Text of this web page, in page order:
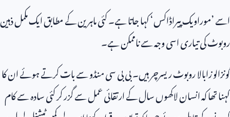
اسے ’موراویک پیراڈاکس‘ کہا جاتا ہے۔ کئی ماہرین کے مطابق ایک مکمل ذہین
روبوٹ کی تیاری اسی وجہ سے ناممکن ہے۔
گونزالو زابالا روبوٹ ریسرچر ہیں۔ بی بی سی منڈو سے بات کرتے ہوئے ان کا
کہنا تھا کہ انسان لاکھوں سال کے ارتقائی عمل سے گزر کر کئی سادہ سے کام